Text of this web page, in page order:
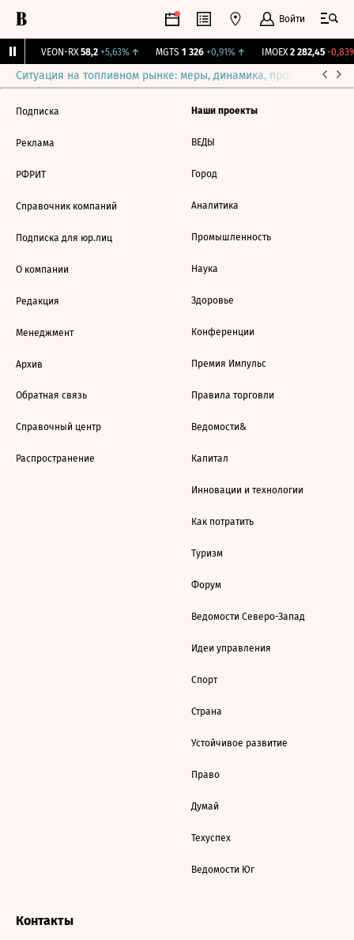
Войти
VEON-RX 58,2 +5,63%↑ MGTS 1 326 +0,91%↑ IMOEX 2 282,45 -0,83%
Ситуация на топливном рынке: меры, динамика, прогнозы
Подписка
Реклама
РФРИТ
Справочник компаний
Подписка для юр.лиц
О компании
Редакция
Менеджмент
Архив
Обратная связь
Справочный центр
Распространение
Наши проекты
ВЕДЫ
Город
Аналитика
Промышленность
Наука
Здоровье
Конференции
Премия Импульс
Правила торговли
Ведомости&
Капитал
Инновации и технологии
Как потратить
Туризм
Форум
Ведомости Северо-Запад
Идеи управления
Спорт
Страна
Устойчивое развитие
Право
Думай
Техуспех
Ведомости Юг
Контакты